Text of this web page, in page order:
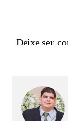
Deixe seu